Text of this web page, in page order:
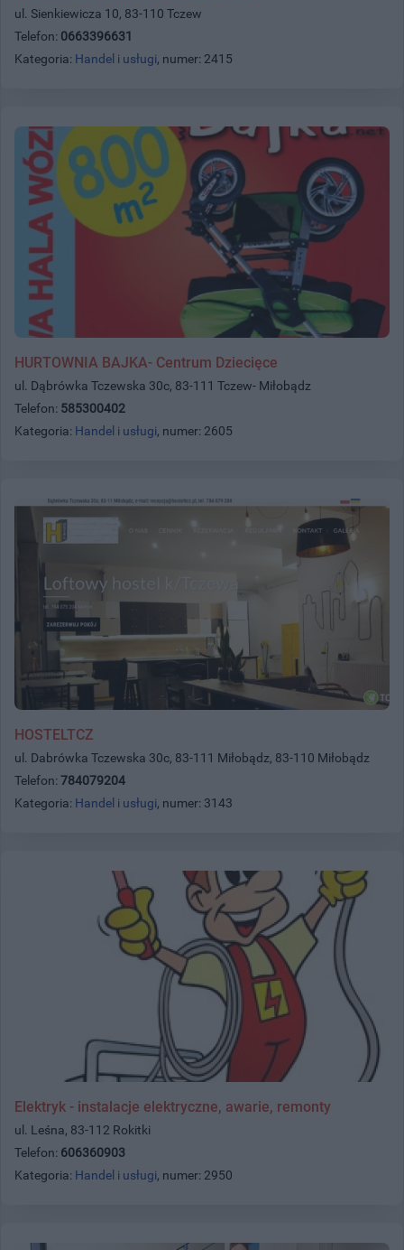
ul. Sienkiewicza 10, 83-110 Tczew
Telefon: 0663396631
Kategoria: Handel i usługi, numer: 2415
HURTOWNIA BAJKA- Centrum Dziecięce
ul. Dąbrówka Tczewska 30c, 83-111 Tczew- Miłobądz
Telefon: 585300402
Kategoria: Handel i usługi, numer: 2605
HOSTELTCZ
ul. Dabrówka Tczewska 30c, 83-111 Miłobądz, 83-110 Miłobądz
Telefon: 784079204
Kategoria: Handel i usługi, numer: 3143
Elektryk - instalacje elektryczne, awarie, remonty
ul. Leśna, 83-112 Rokitki
Telefon: 606360903
Kategoria: Handel i usługi, numer: 2950